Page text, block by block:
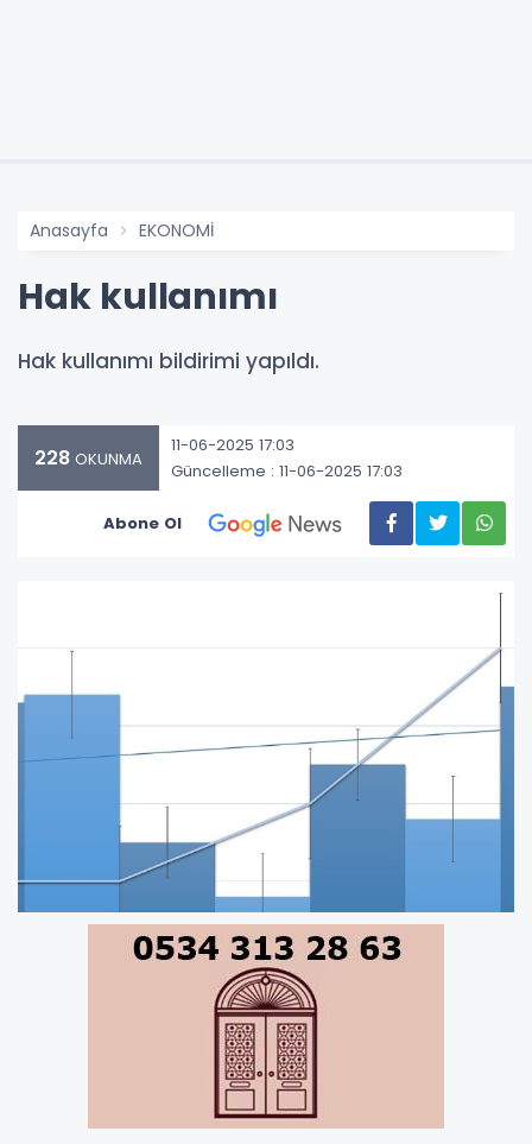
Anasayfa EKONOMİ
Hak kullanımı
Hak kullanımı bildirimi yapıldı.
228 OKUNMA
11-06-2025 17:03
Güncelleme : 11-06-2025 17:03
Abone Ol